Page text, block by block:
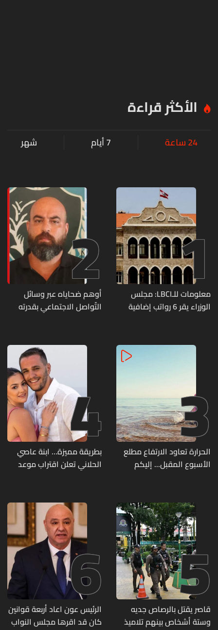
الأكثر قراءة
24 ساعة 7 أيام شهر
1
معلومات للـLBCI: مجلس
الوزراء يقر 6 رواتب إضافية
منذ آذار
2
أوهم ضحاياه عبر وسائل
التّواصل الاجتماعي بقدرته
وقع ضحيّة أعماله؟
3
الحرارة تعاود الارتفاع مطلع
الأسبوع المقبل... إليكم
4
بطريقة مميزة… ابنة عاصي
الحلاني تعلن اقتراب موعد
5
قاصر يقتل بالرصاص جديه
وستة أشخاص بينهم تلاميذ
6
الرئيس عون اعاد أربعة قوانين
كان قد اقرها مجلس النواب